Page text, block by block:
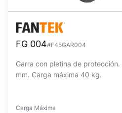
FG 004#F45GAR004
Garra con pletina de
mm. Carga máxima 40 kg.
Carga Máxima